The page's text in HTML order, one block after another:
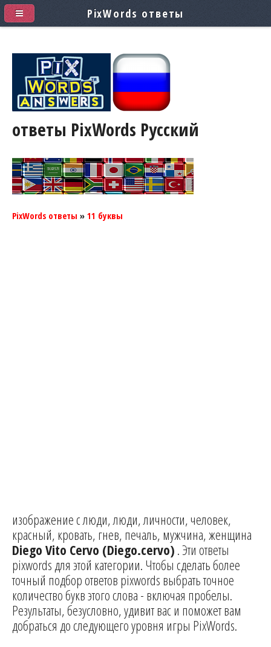
ответы PixWords Pусский
PixWords ответы » 11 буквы
изображение с люди, люди, личности, человек,
красный, кровать, гнев, печаль, мужчина, женщина
Diego Vito Cervo (Diego.cervo) . Эти ответы
pixwords для этой категории. Чтобы сделать более
точный подбор ответов pixwords выбрать точное
количество букв этого слова - включая пробелы.
Результаты, безусловно, удивит вас и поможет вам
добраться до следующего уровня игры PixWords.
PixWords ответы